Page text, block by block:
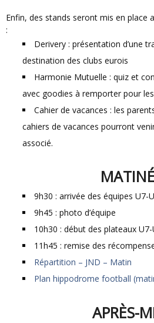
Enfin, des stands seront mis en place aux abords de l’hippodrome
:
Derivery : présentation d’une
destination des clubs eurois
Harmonie Mutuelle : quiz et
avec goodies à remporter pour
Cahier de vacances : les
cahiers de vacances pourront
associé.
9h30 : arrivée des équipes U7-
9h45 : photo d’équipe
10h30 : début des plateaux
11h45 : remise des
Répartition – JND – Matin
Plan hippodrome football
APRÈS-